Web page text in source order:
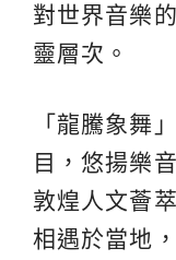
對世界音樂
靈層次。
「龍騰象舞
目，悠揚樂
敦煌人文薈
相遇於當地